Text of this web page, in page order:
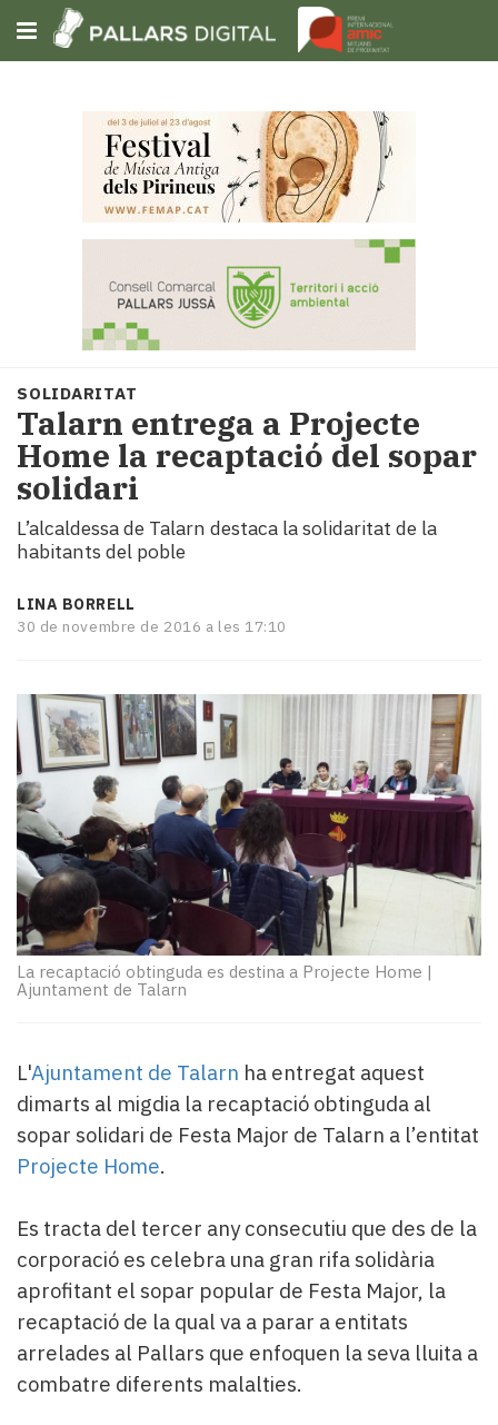
Subscriu-t'hi
Portada
Societat
Política
i
municipis
Economia
turisme
Esports
Mai
i
mitjans
El
temps
Reportatges
Entrevistes
Enquestes
A
escena!
Dis
la
teva!
Subscriptors
del
Pallars
Contingut
patrocinat
Lo
llegit...
Editorial
SOLIDARITAT
Talarn entrega a Projecte
Home la recaptació del sopar
solidari
L’alcaldessa de Talarn destaca la solidaritat de la
habitants del poble
LINA BORRELL
30 de novembre de 2016 a les 17:10
La recaptació obtinguda es destina a Projecte Home |
Ajuntament de Talarn
L'Ajuntament de Talarn ha entregat aquest
dimarts al migdia la recaptació obtinguda al
sopar solidari de Festa Major de Talarn a l’entitat
Projecte Home.
Es tracta del tercer any consecutiu que des de la
corporació es celebra una gran rifa solidària
aprofitant el sopar popular de Festa Major, la
recaptació de la qual va a parar a entitats
arrelades al Pallars que enfoquen la seva lluita a
combatre diferents malalties.